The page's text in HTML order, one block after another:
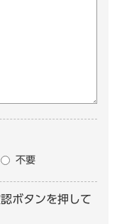
不要
ボタンを押して